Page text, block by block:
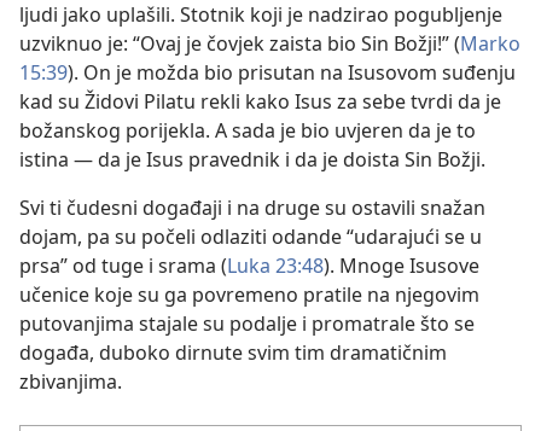
ljudi jako uplašili. Stotnik koji je nadzirao pogubljenje
uzviknuo je: “Ovaj je čovjek zaista bio Sin Božji!” (Marko
15:39). On je možda bio prisutan na Isusovom suđenju
kad su Židovi Pilatu rekli kako Isus za sebe tvrdi da je
božanskog porijekla. A sada je bio uvjeren da je to
istina — da je Isus pravednik i da je doista Sin Božji.
Svi ti čudesni događaji i na druge su ostavili snažan
dojam, pa su počeli odlaziti odande “udarajući se u
prsa” od tuge i srama (Luka 23:48). Mnoge Isusove
učenice koje su ga povremeno pratile na njegovim
putovanjima stajale su podalje i promatrale što se
događa, duboko dirnute svim tim dramatičnim
zbivanjima.